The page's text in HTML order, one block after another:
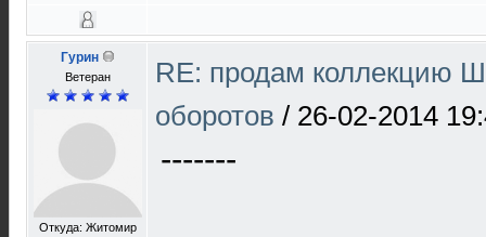
Гурин
Ветеран
Откуда: Житомир
RE: продам коллекцию
оборотов / 26-02-2014
-------